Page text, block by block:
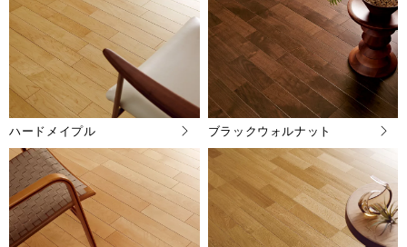
ハードメイプル ブラックウォルナット